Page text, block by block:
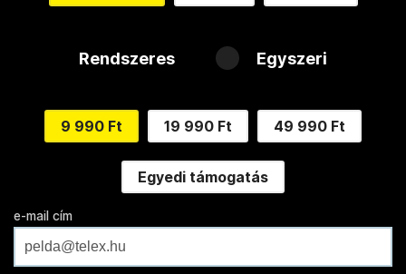
Rendszeres Egyszeri
9 990 Ft 19 990 Ft 49 990 Ft
Egyedi támogatás
e-mail cím